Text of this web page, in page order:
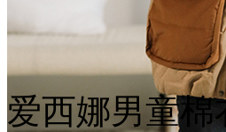
爱西娜男童棉